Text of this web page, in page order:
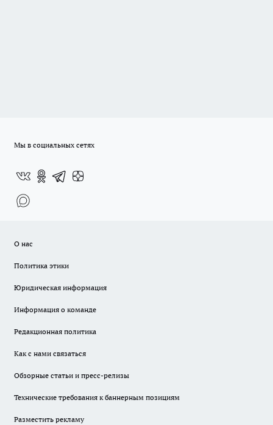
Мы в социальных сетях
О нас
Политика этики
Юридическая информация
Информация о команде
Редакционная политика
Как с нами связаться
Обзорные статьи и пресс-релизы
Технические требования к баннерным позициям
Разместить рекламу